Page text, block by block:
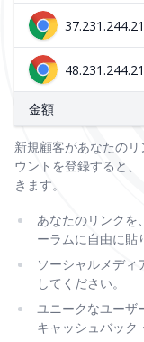
37.231.244.21
48.231.244.21
金額
新規顧客があなたの
ウントを登録すると
きます。
あなたのリンクを
ーラムに自由に貼
ソーシャルメディ
してください。
ユニークなユーザ
キャッシュバック